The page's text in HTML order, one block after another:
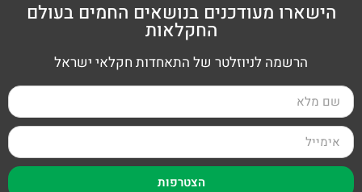
הישארו מעודכנים בנושאים החמים בעולם
החקלאות
הרשמה לניוזלטר של התאחדות חקלאי ישראל
הצטרפות